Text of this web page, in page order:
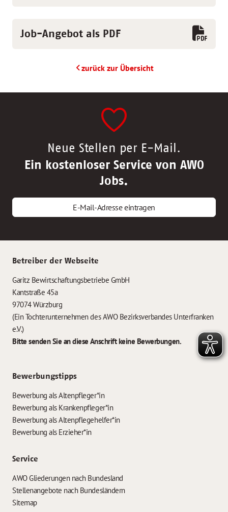
Job-Angebot als PDF
zurück zur Übersicht
Neue Stellen per E-Mail.
Ein kostenloser Service von AWO
Jobs.
E-Mail-Adresse eintragen
Betreiber der Webseite
Garitz Bewirtschaftungsbetriebe GmbH
Kantstraße 45a
97074 Würzburg
(Ein Tochterunternehmen des AWO Bezirksverbandes Unterfranken
e.V.)
Bitte senden Sie an diese Anschrift keine Bewerbungen.
Bewerbungstipps
Bewerbung als Altenpfleger*in
Bewerbung als Krankenpfleger*in
Bewerbung als Altenpflegehelfer*in
Bewerbung als Erzieher*in
Service
AWO Gliederungen nach Bundesland
Stellenangebote nach Bundesländern
Sitemap